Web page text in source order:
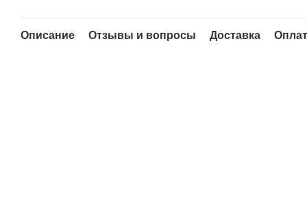
Описание Отзывы и вопросы Доставка